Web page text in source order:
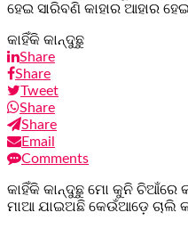
ହେଇ ସାରିବଣି କାହାର ଆହାର
କାହିଁକି କାନ୍ଦୁଛୁ
Share
Share
Tweet
Share
Share
Email
Comments
କାହିଁକି କାନ୍ଦୁଛୁ ମୋ କୁନି ଚିଆଁରେ
ମାଆ ଯାଇଅଛି କେଉଁଆଡ଼େ ଚାଲି